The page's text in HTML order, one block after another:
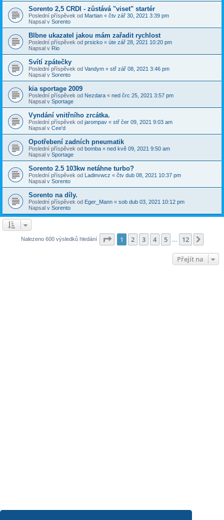
Sorento 2,5 CRDI - zůstává "viset" startér
Poslední příspěvek od Martian « čtv zář 30, 2021 3:39 pm
Napsal v Sorento
Blbne ukazatel jakou mám zařadit rychlost
Poslední příspěvek od prsicko « úte zář 28, 2021 10:20 pm
Napsal v Rio
Svítí zpátečky
Poslední příspěvek od Vandym « stř zář 08, 2021 3:46 pm
Napsal v Sorento
kia sportage 2009
Poslední příspěvek od Nezdara « ned črc 25, 2021 3:57 pm
Napsal v Sportage
Vyndání vnitřního zrcátka.
Poslední příspěvek od jarompav « stř čer 09, 2021 9:03 am
Napsal v Cee'd
Opotřebení zadních pneumatik
Poslední příspěvek od bomba « ned kvě 09, 2021 9:50 am
Napsal v Sportage
Sorento 2.5 103kw netáhne turbo?
Poslední příspěvek od Ladinvwcz « čtv dub 08, 2021 10:37 pm
Napsal v Sorento
Sorento na díly.
Poslední příspěvek od Eger_Mann « sob dub 03, 2021 10:12 pm
Napsal v Sorento
Nalezeno 600 výsledků hledání Stránka z 12
1 2 3 4 5 12
Přejít na